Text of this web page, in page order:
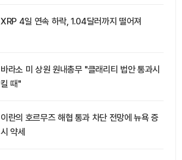
XRP 4일 연속 하락, 1.04달러까지 떨어져
바라소 미 상원 원내총무 "클래리티 법안 통과시
킬 때"
이란의 호르무즈 해협 통과 차단 전망에 뉴욕 증
시 약세